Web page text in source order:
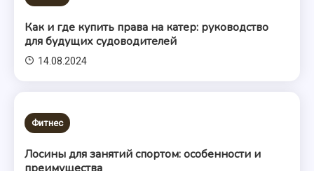
Как и где купить права на катер: руководство
для будущих судоводителей
14.08.2024
Фитнес
Лосины для занятий спортом: особенности и